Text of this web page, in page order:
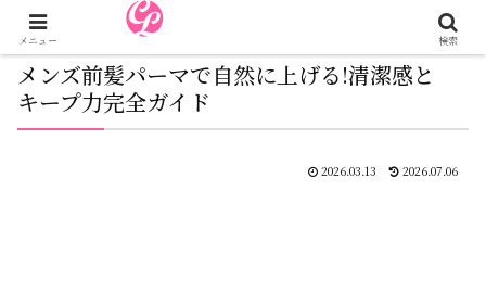
メンズ前髪パーマで自然に上げる!清潔感と
キープ力完全ガイド
2026.03.13 2026.07.06
メニュー 検索